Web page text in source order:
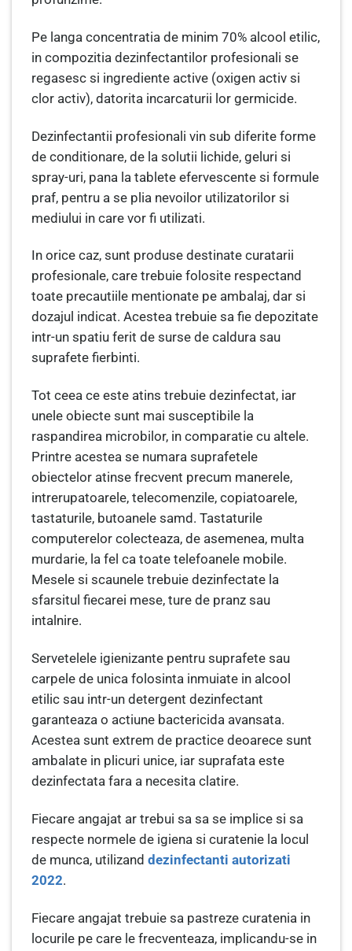
Pe langa concentratia de minim 70% alcool etilic,
in compozitia dezinfectantilor profesionali se
regasesc si ingrediente active (oxigen activ si
clor activ), datorita incarcaturii lor germicide.
Dezinfectantii profesionali vin sub diferite forme
de conditionare, de la solutii lichide, geluri si
spray-uri, pana la tablete efervescente si formule
praf, pentru a se plia nevoilor utilizatorilor si
mediului in care vor fi utilizati.
In orice caz, sunt produse destinate curatarii
profesionale, care trebuie folosite respectand
toate precautiile mentionate pe ambalaj, dar si
dozajul indicat. Acestea trebuie sa fie depozitate
intr-un spatiu ferit de surse de caldura sau
suprafete fierbinti.
Tot ceea ce este atins trebuie dezinfectat, iar
unele obiecte sunt mai susceptibile la
raspandirea microbilor, in comparatie cu altele.
Printre acestea se numara suprafetele
obiectelor atinse frecvent precum manerele,
intrerupatoarele, telecomenzile, copiatoarele,
tastaturile, butoanele samd. Tastaturile
computerelor colecteaza, de asemenea, multa
murdarie, la fel ca toate telefoanele mobile.
Mesele si scaunele trebuie dezinfectate la
sfarsitul fiecarei mese, ture de pranz sau
intalnire.
Servetelele igienizante pentru suprafete sau
carpele de unica folosinta inmuiate in alcool
etilic sau intr-un detergent dezinfectant
garanteaza o actiune bactericida avansata.
Acestea sunt extrem de practice deoarece sunt
ambalate in plicuri unice, iar suprafata este
dezinfectata fara a necesita clatire.
Fiecare angajat ar trebui sa sa se implice si sa
respecte normele de igiena si curatenie la locul
de munca, utilizand dezinfectanti autorizati
2022.
Fiecare angajat trebuie sa pastreze curatenia in
locurile pe care le frecventeaza, implicandu-se in